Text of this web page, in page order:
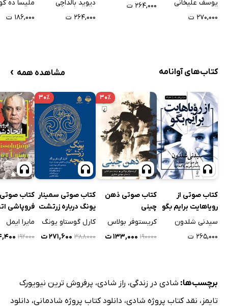
یوسف علیخانی
۲۷۰,۰۰۰ ت
۲۶۴,۰۰۰ ت
دیوید بالداچی
۲۶۴,۰۰۰ ت
ملیسا ده
۱۸۶,۰۰۰ ت
کتاب‌های آوانامه مشاهده همه ›
کتاب صوتی از
رویاهایت برایم بگو
سیدنی شلدون
۲۶۵,۰۰۰ ت
۳۰٪
کتاب صوتی ذهن
چینی
کریستوفر بولاس
۱۹۰۰۰۰ ۱۳۳,۰۰۰ ت
۳۰٪
کتاب صوتی سمینار
یونگ درباره زرتشت
نیچه
کارل گوستاو یونگ
۳۸۸۰۰۰ ۲۷۱,۶۰۰ ت
کتاب صوتی
فروپاشی
شوروی
مایرا ایمل
۱۹۲۰۰۰
برچسب‌ها: شادی در زندگی، راز شادی، پرفروش ترین نیویورک
تایمز ، نقد کتاب پروژه شادی، دانلود کتاب پروژه شادمانی، دانلود